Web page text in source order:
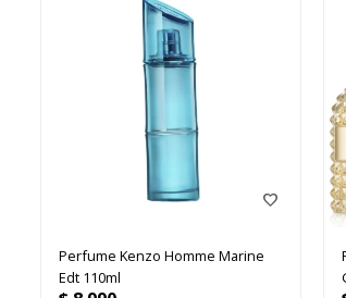
Perfume Kenzo Homme Marine
Edt 110ml